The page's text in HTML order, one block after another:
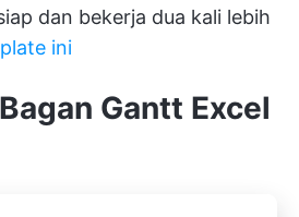
dan bekerja dua kali lebih
ini
Gantt Excel